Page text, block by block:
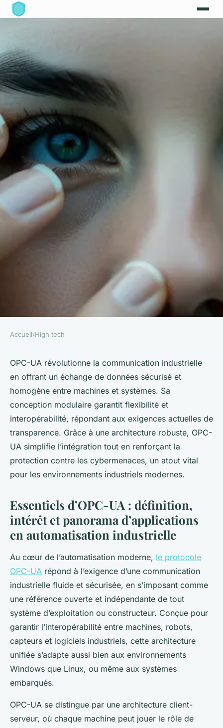
HIGH TECH
Opc-ua : vers une
communication transparente
et sécurisée
Alexis•25 juillet 2025•5 min de lecture
Accueil›High tech
OPC-UA révolutionne la communication industrielle
en offrant un échange de données sécurisé et
homogène entre machines et systèmes. Sa
conception modulaire garantit flexibilité et
interopérabilité, répondant aux exigences actuelles de
transparence. Grâce à une architecture robuste, OPC-
UA simplifie l’intégration tout en renforçant la
protection contre les cybermenaces, un atout vital
pour les environnements industriels modernes.
Essentiels d’OPC-UA : définition,
intérêt et panorama d’applications
en automatisation industrielle
Au cœur de l’automatisation moderne, le protocole
OPC-UA répond à l’exigence d’une communication
industrielle fluide et sécurisée, en s’imposant comme
une référence ouverte et indépendante de tout
système d’exploitation ou constructeur. Conçue pour
garantir l’interopérabilité entre machines, robots,
capteurs et logiciels industriels, cette architecture
unifiée s’adapte aussi bien aux environnements
Windows que Linux, ou même aux systèmes
embarqués.
OPC-UA se distingue par une architecture client-
serveur, où chaque machine peut jouer le rôle de